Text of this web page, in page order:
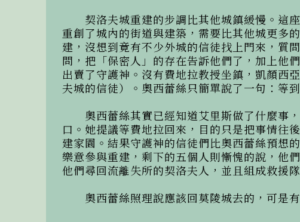
契洛夫城重建的步調比其他城鎮緩慢。這座
重創了城內的街道與建築，需要比其他城更多
建，沒想到竟有不少外城的信徒找上門來，質
問，把「保密人」的存在告訴他們了，加上他
出賣了守護神。沒有費地拉教授坐鎮，凱顏西
夫城的信徒）。奧西蕾絲只簡單說了一句：等
奧西蕾絲其實已經知道艾里斯做了什麼事，
口。她提議等費地拉回來，目的只是把事情往
建家園。結果守護神的信徒們比奧西蕾絲預想
樂意參與重建，剩下的五個人則慚愧的說，他
他們尋回流離失所的契洛夫人，並且組成救援
奧西蕾絲照理說應該回莫陵城去的，可是有